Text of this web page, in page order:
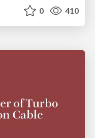
0 410